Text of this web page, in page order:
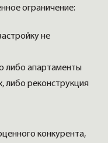
ограничение:
не
либо апартаменты
либо реконструкция
конкурента,